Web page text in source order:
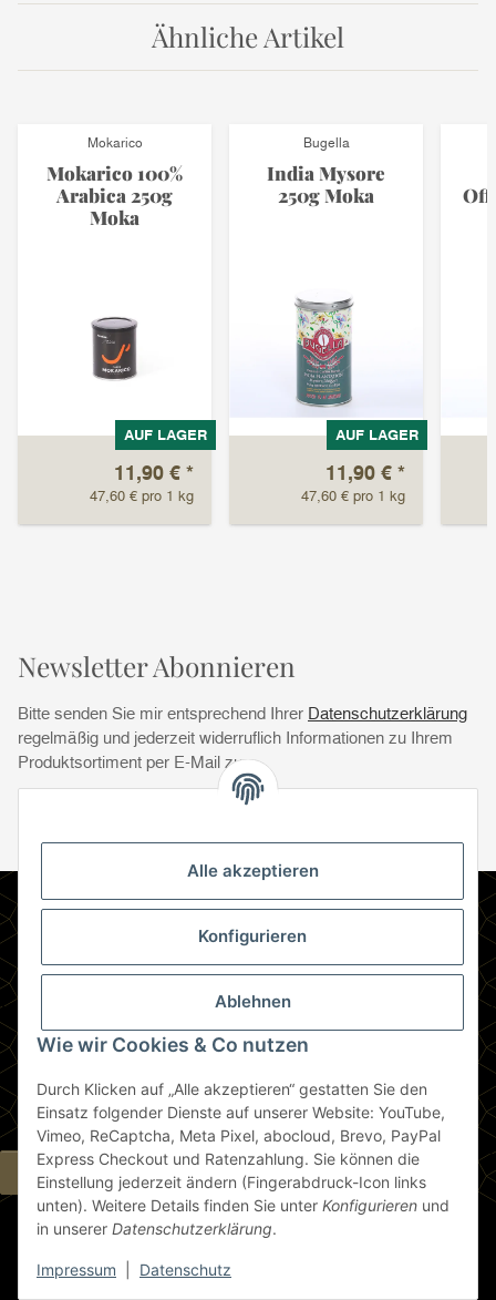
Alle akzeptieren
Konfigurieren
Ablehnen
Wie wir Cookies & Co nutzen
Durch Klicken auf „Alle akzeptieren“ gestatten Sie den
Einsatz folgender Dienste auf unserer Website: YouTube,
Vimeo, ReCaptcha, Meta Pixel, abocloud, Brevo, PayPal
Express Checkout und Ratenzahlung. Sie können die
Einstellung jederzeit ändern (Fingerabdruck-Icon links
unten). Weitere Details finden Sie unter Konfigurieren und
in unserer Datenschutzerklärung.
Impressum Datenschutz
Ähnliche Artikel
Mokarico
Mokarico 100%
Arabica 250g
Moka
AUF LAGER
11,90 € *
47,60 € pro 1 kg
Bugella
India Mysore
250g Moka
AUF LAGER
11,90 € *
47,60 € pro 1 kg
Newsletter Abonnieren
Bitte senden Sie mir entsprechend Ihrer Datenschutzerklärung
regelmäßig und jederzeit widerruflich Informationen zu Ihrem
Produktsortiment per E-Mail zu.
Newsletter Abonnieren
Gesetzliche Informationen
Zahlungsmethoden
Berlin
Widerrufsbutton
© die espressonisten GmbH